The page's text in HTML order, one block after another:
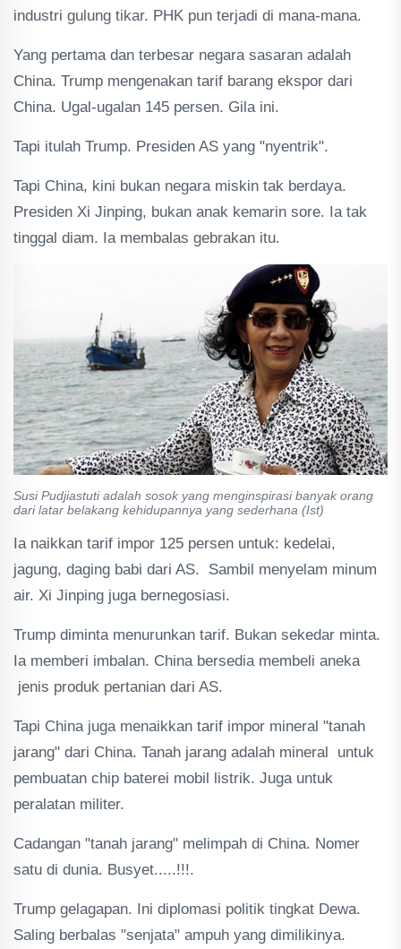
industri gulung tikar. PHK pun terjadi di mana-mana.
Yang pertama dan terbesar negara sasaran adalah
China. Trump mengenakan tarif barang ekspor dari
China. Ugal-ugalan 145 persen. Gila ini.
Tapi itulah Trump. Presiden AS yang "nyentrik".
Tapi China, kini bukan negara miskin tak berdaya.
Presiden Xi Jinping, bukan anak kemarin sore. Ia tak
tinggal diam. Ia membalas gebrakan itu.
Susi Pudjiastuti adalah sosok yang menginspirasi banyak orang
dari latar belakang kehidupannya yang sederhana (Ist)
Ia naikkan tarif impor 125 persen untuk: kedelai,
jagung, daging babi dari AS. Sambil menyelam minum
air. Xi Jinping juga bernegosiasi.
Trump diminta menurunkan tarif. Bukan sekedar minta.
Ia memberi imbalan. China bersedia membeli aneka
jenis produk pertanian dari AS.
Tapi China juga menaikkan tarif impor mineral "tanah
jarang" dari China. Tanah jarang adalah mineral untuk
pembuatan chip baterei mobil listrik. Juga untuk
peralatan militer.
Cadangan "tanah jarang" melimpah di China. Nomer
satu di dunia. Busyet.....!!!.
Trump gelagapan. Ini diplomasi politik tingkat Dewa.
Saling berbalas "senjata" ampuh yang dimilikinya.